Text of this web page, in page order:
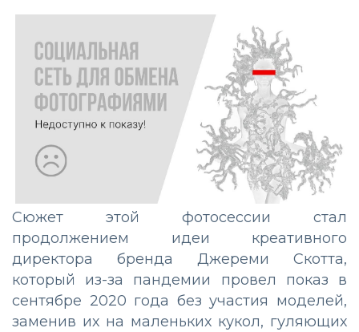
Сюжет этой фотосессии стал
продолжением идеи креативного
директора бренда Джереми Скотта,
который из-за пандемии провел показ в
сентябре 2020 года без участия моделей,
заменив их на маленьких кукол, гуляющих